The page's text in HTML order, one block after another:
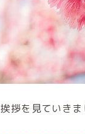
拶を見ていきま